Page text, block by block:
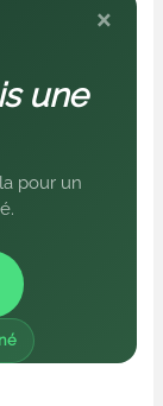
×
une
pour un